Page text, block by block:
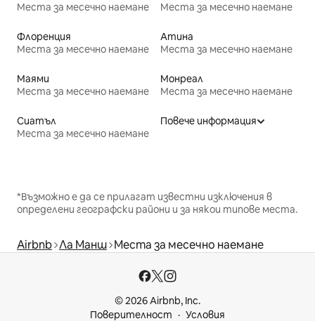
Места за месечно наемане
Места за месечно наемане
Флоренция
Места за месечно наемане
Атина
Места за месечно наемане
Маями
Места за месечно наемане
Монреал
Места за месечно наемане
Сиатъл
Места за месечно наемане
Повече информация
*Възможно е да се прилагат известни изключения в
определени географски райони и за някои типове места.
Airbnb Ла Манш Места за месечно наемане
© 2026 Airbnb, Inc.
Поверителност
Условия